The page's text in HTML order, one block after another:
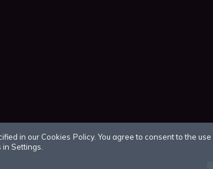
in our Cookies Policy. You agree to consent to the
Settings.